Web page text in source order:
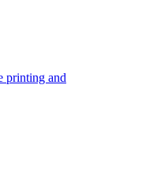
printing and